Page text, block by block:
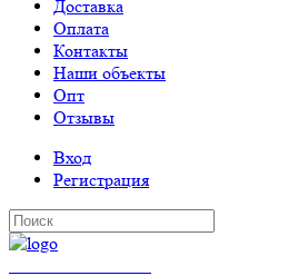
Доставка
Оплата
Контакты
Наши объекты
Опт
Отзывы
Вход
Регистрация